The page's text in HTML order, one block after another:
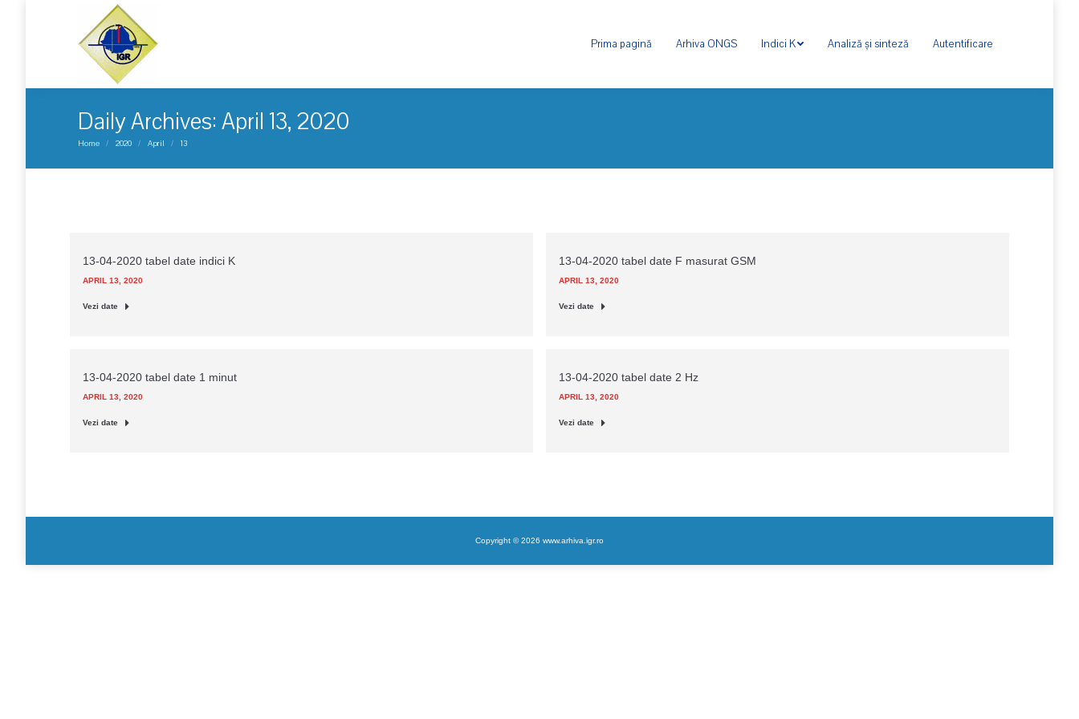
Prima pagină Arhiva ONGS Indici K Analiză și sinteză Autentificare
Daily Archives: April 13, 2020
You are here:
Home 2020 April 13
13-04-2020 tabel date indici K
APRIL 13, 2020
Vezi date
13-04-2020 tabel date F masurat GSM
APRIL 13, 2020
Vezi date
13-04-2020 tabel date 1 minut
APRIL 13, 2020
Vezi date
13-04-2020 tabel date 2 Hz
APRIL 13, 2020
Vezi date
Copyright © 2026 www.arhiva.igr.ro